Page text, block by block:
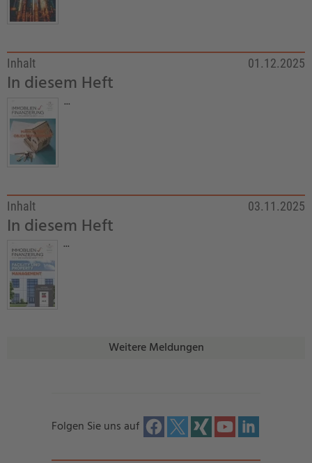
Inhalt 01.12.2025
In diesem Heft
...
Inhalt 03.11.2025
In diesem Heft
...
Weitere Meldungen
Folgen Sie uns auf